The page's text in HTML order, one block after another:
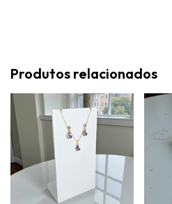
Produtos relacionados